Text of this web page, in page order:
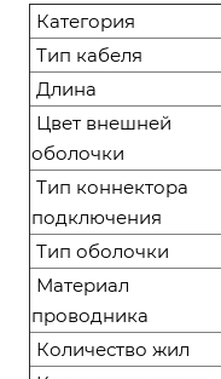
Категория
Тип кабеля
Длина
Цвет внешней
оболочки
Тип коннектора
подключения
Тип оболочки
Материал
проводника
Количество жил